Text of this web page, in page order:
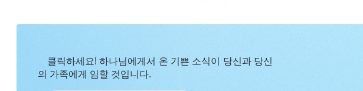
이 사탄에게 패괴되어 왜곡되었고, 무엇이 진정으로 좋은 사람인지 전
나중에 저는 또 하나님의 말씀을 보고, 피조물로서 다해야 할 책임과
클릭하세요! 하나님에게서 온 기쁜 소식이 당신과 당신
의 가족에게 임할 것입니다.